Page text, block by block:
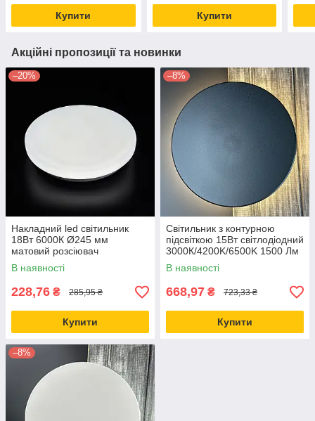
Купити Купити
Акційні пропозиції та новинки
–20%
Накладний led світильник
18Вт 6000К Ø245 мм
матовий розсіювач
В наявності
228,76 ₴ 285,95 ₴
Купити
–8%
Світильник з контурною
підсвіткою 15Вт світлодіодний
3000К/4200K/6500K 1500 Лм
накладний чорний 220х47
IP65
В наявності
668,97 ₴ 723,33 ₴
Купити
–8%